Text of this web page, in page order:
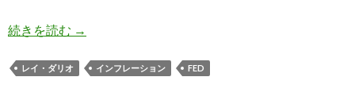
続きを読む ポール・ボルカー氏、1980年のインフレ打倒が
→
レイ・ダリオ インフレーション FED